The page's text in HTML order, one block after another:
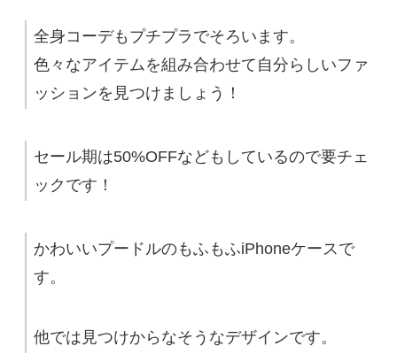
全身コーデもプチプラでそろいます。
色々なアイテムを組み合わせて自分らしいファ
ッションを見つけましょう！
セール期は50%OFFなどもしているので要チェ
ックです！
かわいいプードルのもふもふiPhoneケースで
す。
他では見つけからなそうなデザインです。